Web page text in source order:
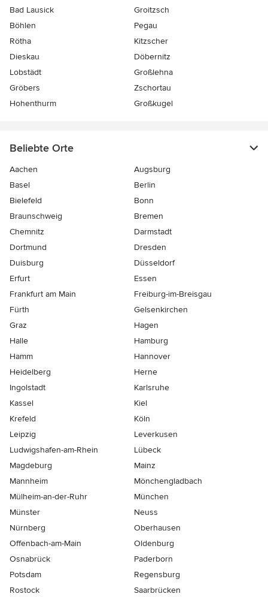
Bad Lausick
Groitzsch
Böhlen
Pegau
Rötha
Kitzscher
Dieskau
Döbernitz
Lobstädt
Großlehna
Gröbers
Zschortau
Hohenthurm
Großkugel
Beliebte Orte
Aachen
Augsburg
Basel
Berlin
Bielefeld
Bonn
Braunschweig
Bremen
Chemnitz
Darmstadt
Dortmund
Dresden
Duisburg
Düsseldorf
Erfurt
Essen
Frankfurt am Main
Freiburg-im-Breisgau
Fürth
Gelsenkirchen
Graz
Hagen
Halle
Hamburg
Hamm
Hannover
Heidelberg
Herne
Ingolstadt
Karlsruhe
Kassel
Kiel
Krefeld
Köln
Leipzig
Leverkusen
Ludwigshafen-am-Rhein
Lübeck
Magdeburg
Mainz
Mannheim
Mönchen­gladbach
Mülheim-an-der-Ruhr
München
Münster
Neuss
Nürnberg
Oberhausen
Offenbach-am-Main
Oldenburg
Osnabrück
Paderborn
Potsdam
Regensburg
Rostock
Saarbrücken